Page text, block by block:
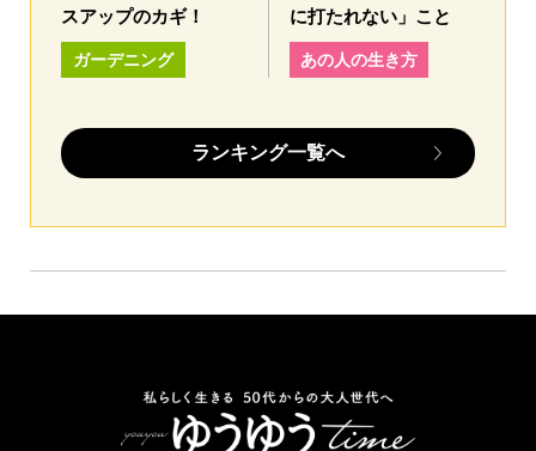
スアップのカギ！
ガーデニング
に打たれない」こと
あの人の生き方
ランキング一覧へ